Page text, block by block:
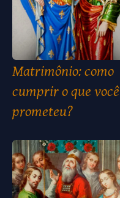
Matrimônio: como
cumprir o que você
prometeu?